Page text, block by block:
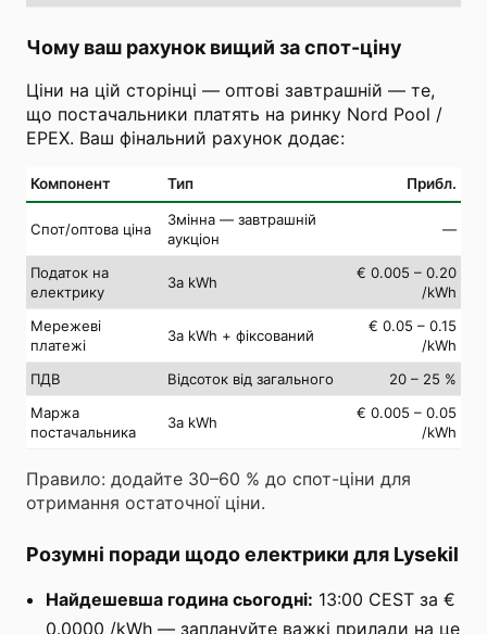
Чому ваш рахунок вищий за спот-ціну
Ціни на цій сторінці — оптові завтрашній — те,
що постачальники платять на ринку Nord Pool /
EPEX. Ваш фінальний рахунок додає:
Компонент Тип Прибл.
Спот/оптова ціна
Змінна — завтрашній
аукціон
—
Податок на
електрику
За kWh
€ 0.005 – 0.20
/kWh
Мережеві
платежі
За kWh + фіксований
€ 0.05 – 0.15
/kWh
ПДВ
Відсоток від загального
20 – 25 %
Маржа
постачальника
За kWh
€ 0.005 – 0.05
/kWh
Правило: додайте 30–60 % до спот-ціни для
отримання остаточної ціни.
Розумні поради щодо електрики для Lysekil
Найдешевша година сьогодні: 13:00 CEST за €
0.0000 /kWh — заплануйте важкі прилади на це